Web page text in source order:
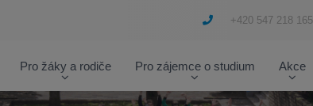
+420 547 218 165
Pro žáky a rodiče Pro zájemce o studium Akce